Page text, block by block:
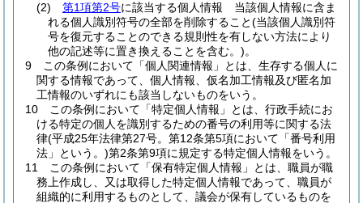
(2)
第1項第2号に該当する個人情報 当該個人情報に含ま
れる個人識別符号の全部を削除すること(当該個人識別符
号を復元することのできる規則性を有しない方法により
他の記述等に置き換えることを含む。)。
9
この条例において「個人関連情報」とは、生存する個人に
関する情報であって、個人情報、仮名加工情報及び匿名加
工情報のいずれにも該当しないものをいう。
10
この条例において「特定個人情報」とは、行政手続にお
ける特定の個人を識別するための番号の利用等に関する法
律(平成25年法律第27号。第12条第5項において「番号利用
法」という。)第2条第9項に規定する特定個人情報をいう。
11
この条例において「保有特定個人情報」とは、職員が職
務上作成し、又は取得した特定個人情報であって、職員が
組織的に利用するものとして、議会が保有しているものを